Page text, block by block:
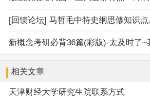
[回馈论坛] 马哲毛中特史纲思修知识
新概念考研必背36篇(彩版)-太及时了~
相关文章
天津财经大学研究生院联系方式